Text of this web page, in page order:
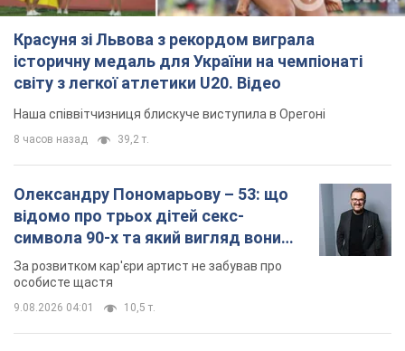
Красуня зі Львова з рекордом виграла
історичну медаль для України на чемпіонаті
світу з легкої атлетики U20. Відео
Наша співвітчизниця блискуче виступила в Орегоні
8 часов назад 39,2 т.
Олександру Пономарьову – 53: що
відомо про трьох дітей секс-
символа 90-х та який вигляд вони
мають
За розвитком кар'єри артист не забував про
особисте щастя
9.08.2026 04:01 10,5 т.